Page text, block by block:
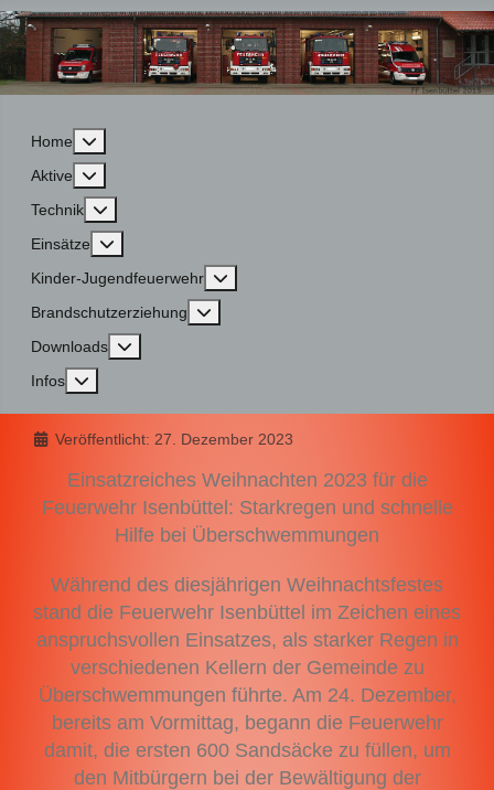
Home
Aktive
Technik
Einsätze
Kinder-Jugendfeuerwehr
Brandschutzerziehung
Downloads
Infos
Details
Veröffentlicht: 27. Dezember 2023
Einsatzreiches Weihnachten 2023 für die
Feuerwehr Isenbüttel: Starkregen und schnelle
Hilfe bei Überschwemmungen
Während des diesjährigen Weihnachtsfestes
stand die Feuerwehr Isenbüttel im Zeichen eines
anspruchsvollen Einsatzes, als starker Regen in
verschiedenen Kellern der Gemeinde zu
Überschwemmungen führte. Am 24. Dezember,
bereits am Vormittag, begann die Feuerwehr
damit, die ersten 600 Sandsäcke zu füllen, um
den Mitbürgern bei der Bewältigung der